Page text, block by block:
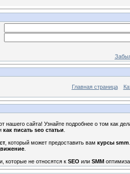
Главная страница
нашего сайта! Узнайте подробнее о том как
как писать seo статьи
, который может предоставить вам курсы smm
которые не относятся к SEO или SMM